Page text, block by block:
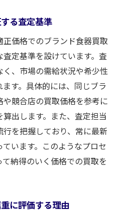
る査定基準
価格でのブランド食器買取
定基準を設けています。査
、市場の需給状況や希少性
す。具体的には、同じブラ
競合店の買取価格を参考に
出します。また、査定担当
を把握しており、常に最新
います。このようなプロセ
納得のいく価格での買取を
に評価する理由